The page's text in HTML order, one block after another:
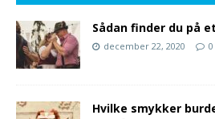
Sådan finder du på
december 22, 2020 0
Hvilke smykker